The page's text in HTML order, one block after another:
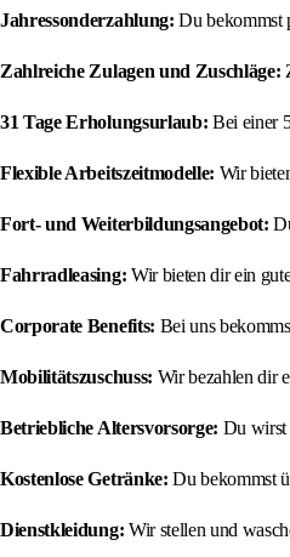
Jahressonderzahlung: Du bekommst
Zahlreiche Zulagen und Zuschläge:
31 Tage Erholungsurlaub: Bei einer
Flexible Arbeitszeitmodelle: Wir
Fort- und Weiterbildungsangebot:
Fahrradleasing: Wir bieten dir ein
Corporate Benefits: Bei uns
Mobilitätszuschuss: Wir bezahlen dir
Betriebliche Altersvorsorge: Du wirst
Kostenlose Getränke: Du bekommst
Dienstkleidung: Wir stellen und